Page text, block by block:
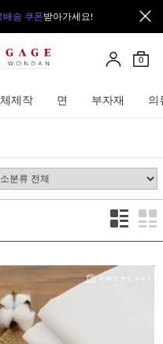
배송 쿠폰받아가세요!
0
제작 면 부자재 의